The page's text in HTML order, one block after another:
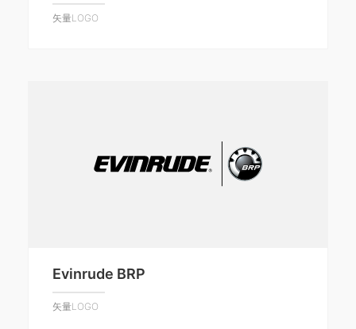
矢量LOGO
Evinrude BRP
矢量LOGO